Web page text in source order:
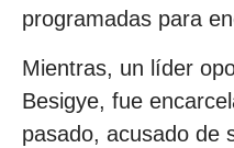
programadas para
Mientras, un líder
Besigye, fue
pasado, acusado de